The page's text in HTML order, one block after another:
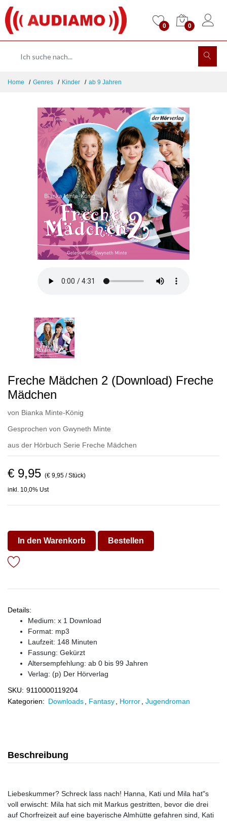
0 0
Home Genres Kinder ab 9 Jahren
Freche Mädchen 2 (Download) Freche
Mädchen
von Bianka Minte-König
Gesprochen von Gwyneth Minte
aus der Hörbuch Serie Freche Mädchen
€ 9,95 (€ 9,95 / Stück)
inkl. 10,0% Ust
In den Warenkorb Bestellen
Details:
Medium: x 1 Download
Format: mp3
Laufzeit: 148 Minuten
Fassung: Gekürzt
Altersempfehlung: ab 0 bis 99 Jahren
Verlag: (p) Der Hörverlag
SKU: 9110000119204
Kategorien: Downloads Fantasy Horror Jugendroman
Beschreibung
Liebeskummer? Schreck lass nach! Hanna, Kati und Mila hat"s
voll erwischt: Mila hat sich mit Markus gestritten, bevor die drei
auf Chorfreizeit auf eine bayerische Almhütte gefahren sind, Kati